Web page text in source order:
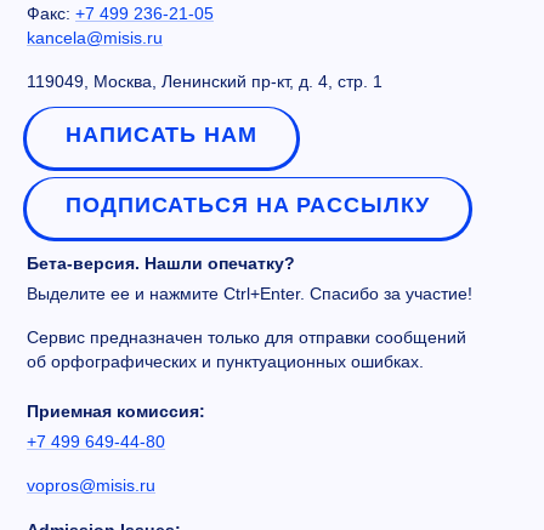
Факс: +7 499 236-21-05
kancela@misis.ru
119049, Москва, Ленинский пр-кт, д. 4, стр. 1
НАПИСАТЬ НАМ
ПОДПИСАТЬСЯ НА РАССЫЛКУ
Бета-версия. Нашли опечатку?
Выделите ее и нажмите Ctrl+Enter. Спасибо за участие!
Сервис предназначен только для отправки сообщений
об орфографических и пунктуационных ошибках.
Приемная комиссия:
+7 499 649-44-80
vopros@misis.ru